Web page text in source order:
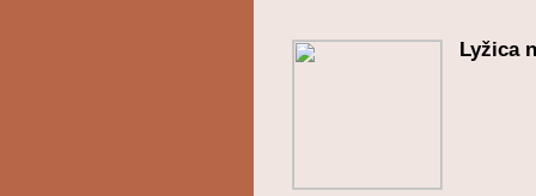
Lyžica